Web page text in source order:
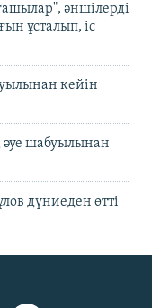
әншілерді
ұсталып, іс
кейін
әуе шабуылынан
дүниеден өтті